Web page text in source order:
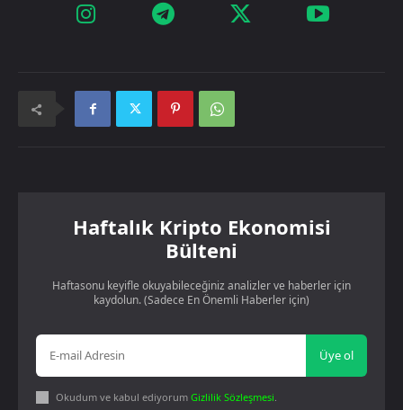
Haftalık Kripto Ekonomisi
Bülteni
Haftasonu keyifle okuyabileceğiniz analizler ve haberler için
kaydolun. (Sadece En Önemli Haberler için)
Üye ol
Okudum ve kabul ediyorum Gizlilik Sözleşmesi.